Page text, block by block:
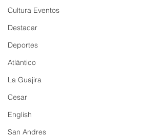
Cultura Eventos
Destacar
Deportes
Atlántico
La Guajira
Cesar
English
San Andres